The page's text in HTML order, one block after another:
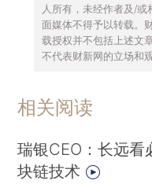
人所有，未经作者及/
面媒体不得予以转载。
载授权并不包括上述文
不代表财新网的立场和观
相关阅读
瑞银CEO：长远看
块链技术